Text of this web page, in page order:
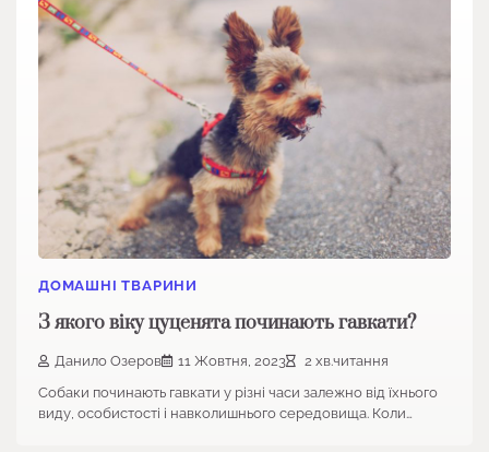
ДОМАШНІ ТВАРИНИ
З якого віку цуценята починають гавкати?
Данило Озеров 11 Жовтня, 2023
2 хв.читання
Собаки починають гавкати у різні часи залежно від їхнього
виду, особистості і навколишнього середовища. Коли…